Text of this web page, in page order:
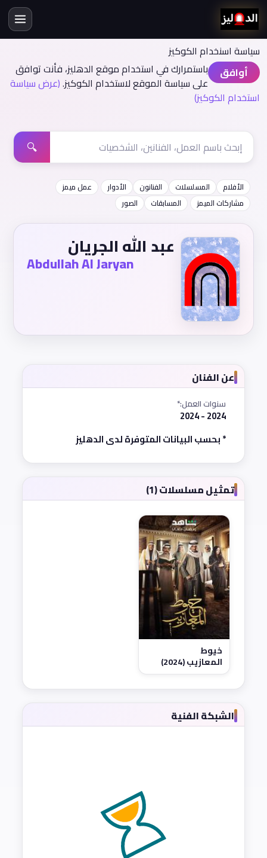
سياسة اسنخدام الكوكيز
أوافق
باستمرارك في استخدام موقع الدهليز، فأنت توافق
على سياسة الموقع لاستخدام الكوكيز.(عرض سياسة
استخدام الكوكيز)
🔍
الأفلام المسلسلات الفنانون الأدوار
عمل ميمز
مشاركات الميمز
المسابقات الصور
عبد الله الجريان
Abdullah Al Jaryan
عن الفنان
سنوات العمل:*
2024 - 2024
* بحسب البيانات المتوفرة لدى الدهليز
تمثيل مسلسلات (1)
خيوط
المعازيب (2024)
الشبكة الفنية